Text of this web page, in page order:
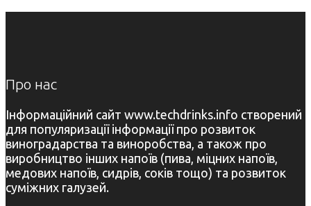
Про нас
Інформаційний сайт www.techdrinks.info створений
для популяризації інформації про розвиток
виноградарства та виноробства, а також про
виробництво інших напоїв (пива, міцних напоїв,
медових напоїв, сидрів, соків тощо) та розвиток
суміжних галузей.